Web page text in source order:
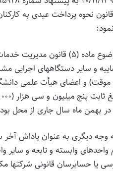
و سایر دستگاههای اجرایی
موقت) و اعضای هیأت علمی
بهمن ماه سال جاری از محل
وجه دیگری به عنوان پاداش
واحدهای وابسته و تابعه و
یا حسابرسان قانونی شرکتها